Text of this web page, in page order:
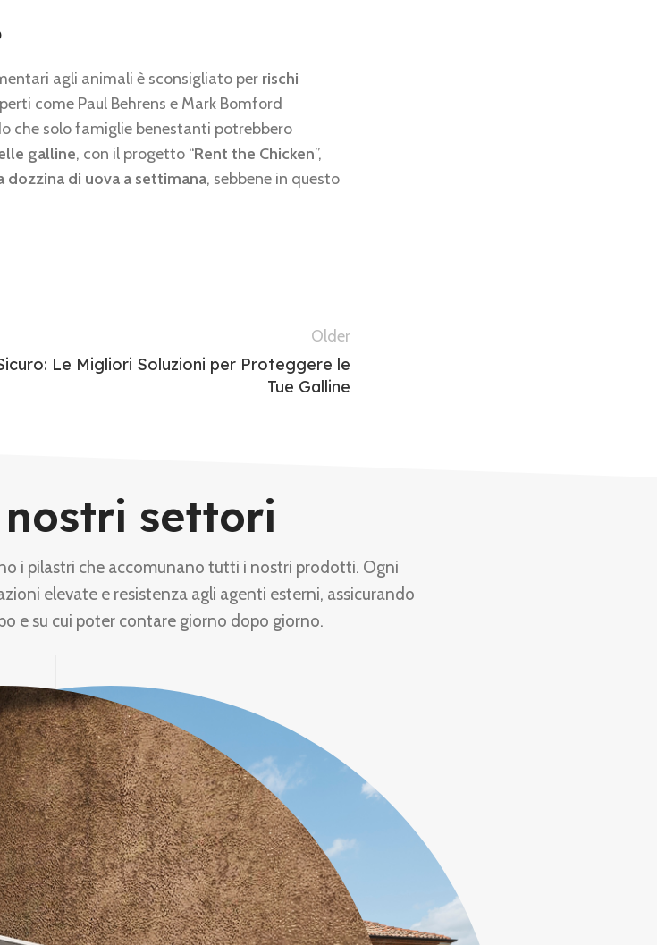
agli animali è sconsigliato per rischi
come Paul Behrens e Mark Bomford
che solo famiglie benestanti potrebbero
galline, con il progetto “Rent the Chicken”,
dozzina di uova a settimana, sebbene in questo
Older
Le Migliori Soluzioni per Proteggere le
Tue Galline
settori
i pilastri che accomunano tutti i nostri prodotti. Ogni
elevate e resistenza agli agenti esterni, assicurando
e su cui poter contare giorno dopo giorno.